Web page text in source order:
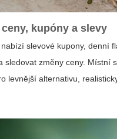
kupóny a slevy
slevové kupony, denní
sledovat změny ceny. Místní
levnější alternativu,